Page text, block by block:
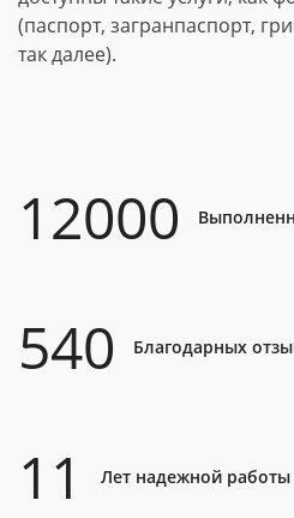
(паспорт, загранпаспорт,
так далее).
12000
540 Благодарных
11 Лет надежной работы